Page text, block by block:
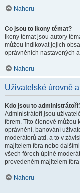
Nahoru
Co jsou to ikony témat?
Ikony témat jsou autory
můžou indikovat jejich
oprávněních nastavených
Nahoru
Uživatelské úrovně
Kdo jsou to
Administrátoři jsou
fórem. Tito členové můžou
oprávnění, banování
moderátorů atd. a to v
majitelem fóra nebo
všech fórech úplné
provedeném majitelem
Nahoru